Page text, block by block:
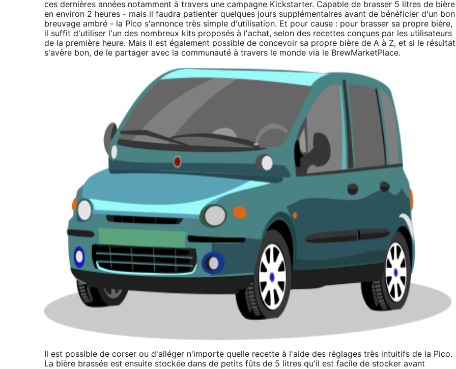
ces dernières années notamment à travers une campagne Kickstarter. Capable de brasser 5 litres de bière
en environ 2 heures - mais il faudra patienter quelques jours supplémentaires avant de bénéficier d'un bon
breuvage ambré - la Pico s'annonce très simple d'utilisation. Et pour cause : pour brasser sa propre bière,
il suffit d'utiliser l'un des nombreux kits proposés à l'achat, selon des recettes conçues par les utilisateurs
de la première heure. Mais il est également possible de concevoir sa propre bière de A à Z, et si le résultat
s'avère bon, de le partager avec la communauté à travers le monde via le BrewMarketPlace.
Il est possible de corser ou d'alléger n'importe quelle recette à l'aide des réglages très intuitifs de la Pico.
La bière brassée est ensuite stockée dans de petits fûts de 5 litres qu'il est facile de stocker avant